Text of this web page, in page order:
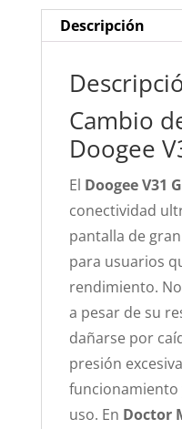
Descripción
Cambio
Doogee
El Doogee V31
conectividad
pantalla de
para usuarios
rendimiento.
a pesar de su
dañarse por
presión
funcionamiento
uso. En Doctor